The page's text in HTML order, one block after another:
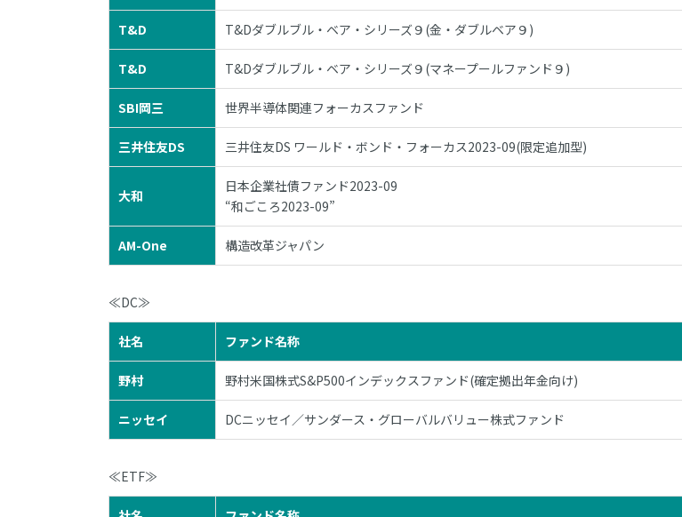
T&D T&Dダブルブル・ベア・シリーズ９(金・ダブルベア９)
T&D T&Dダブルブル・ベア・シリーズ９(マネープールファンド９)
SBI岡三 世界半導体関連フォーカスファンド
三井住友DS 三井住友DS ワールド・ボンド・フォーカス2023-09(限定追加型)
大和
日本企業社債ファンド2023-09
“和ごころ2023-09”
AM-One 構造改革ジャパン
≪DC≫
社名 ファンド名称
野村 野村米国株式S&P500インデックスファンド(確定拠出年金向け)
ニッセイ DCニッセイ／サンダース・グローバルバリュー株式ファンド
≪ETF≫